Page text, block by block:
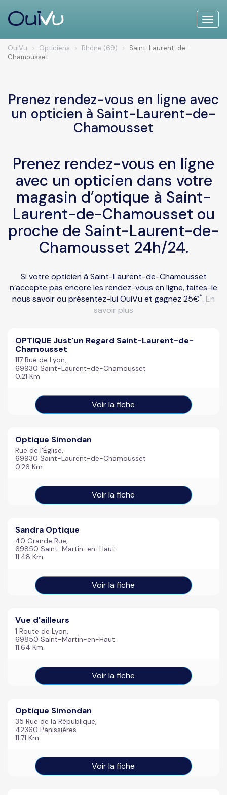
Toggle
OuiVu Opticiens Rhône (69)
Saint-Laurent-de-
Chamousset
Prenez rendez-vous en ligne avec
un opticien à Saint-Laurent-de-
Chamousset
Prenez rendez-vous en ligne
avec un opticien dans votre
magasin d’optique à Saint-
Laurent-de-Chamousset ou
proche de Saint-Laurent-de-
Chamousset 24h/24.
Si votre opticien à Saint-Laurent-de-Chamousset
n’accepte pas encore les rendez-vous en ligne, faites-le
nous savoir ou présentez-lui OuiVu et gagnez 25€*. En
savoir plus
OPTIQUE Just'un Regard Saint-Laurent-de-
Chamousset
117 Rue de Lyon,
69930 Saint-Laurent-de-Chamousset
0.21 Km
Voir la fiche
Optique Simondan
Rue de l'Église,
69930 Saint-Laurent-de-Chamousset
0.26 Km
Voir la fiche
Sandra Optique
40 Grande Rue,
69850 Saint-Martin-en-Haut
11.48 Km
Voir la fiche
Vue d'ailleurs
1 Route de Lyon,
69850 Saint-Martin-en-Haut
11.64 Km
Voir la fiche
Optique Simondan
35 Rue de la République,
42360 Panissières
11.71 Km
Voir la fiche